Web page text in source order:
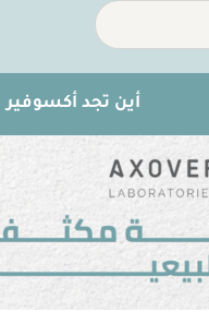
أين تجد أكسوفير